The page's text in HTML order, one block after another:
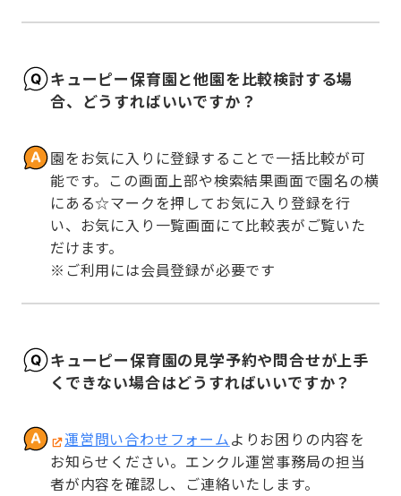
キューピー保育園と他園を比較検討する場
合、どうすればいいですか？
園をお気に入りに登録することで一括比較が可
能です。この画面上部や検索結果画面で園名の横
にある☆マークを押してお気に入り登録を行
い、お気に入り一覧画面にて比較表がご覧いた
だけます。
※ご利用には会員登録が必要です
キューピー保育園の見学予約や問合せが上手
くできない場合はどうすればいいですか？
運営問い合わせフォームよりお困りの内容を
お知らせください。エンクル運営事務局の担当
者が内容を確認し、ご連絡いたします。